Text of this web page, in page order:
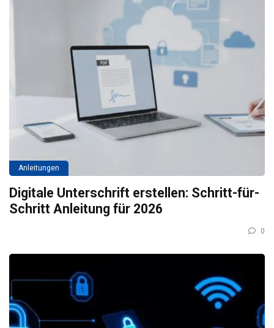
Anleitungen
Digitale Unterschrift erstellen: Schritt-für-
Schritt Anleitung für 2026
0